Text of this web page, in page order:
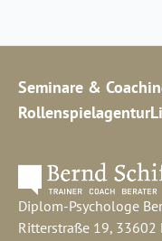
Seminare &
Rollenspielagentur
Diplom-Psychologe
Ritterstraße 19, 33602